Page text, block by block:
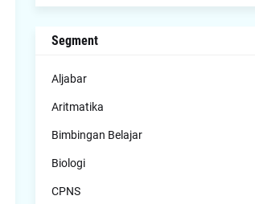
Segment
Aljabar
Aritmatika
Bimbingan Belajar
Biologi
CPNS